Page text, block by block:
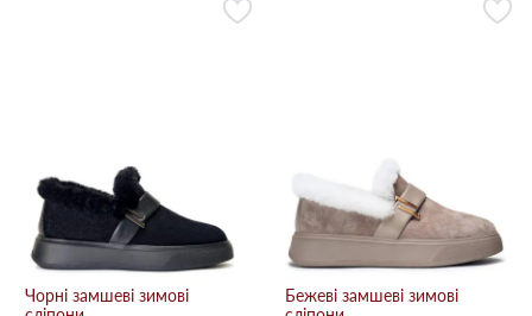
Чорні замшеві зимові
Бежевi замшеві зимові